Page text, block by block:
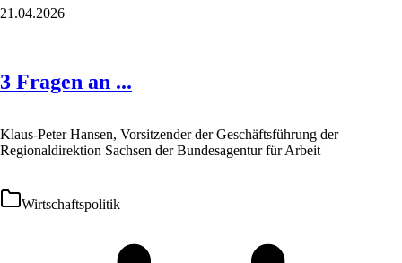
21.04.2026
3 Fragen an ...
Klaus-Peter Hansen, Vorsitzender der Geschäftsführung der
Regionaldirektion Sachsen der Bundesagentur für Arbeit
Wirtschaftspolitik